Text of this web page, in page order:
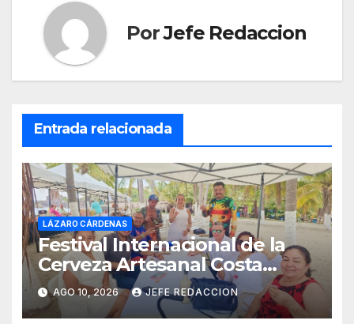
PorJefe Redaccion
Entrada relacionada
LÁZARO CÁRDENAS
Festival Internacional de la
Cerveza Artesanal Costa
Michoacán 2026 Cerro su 19ª
Edición
AGO 10, 2026 JEFE REDACCION